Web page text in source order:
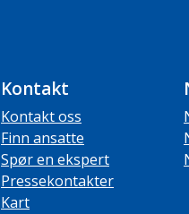
Kontakt
Kontakt oss
Finn ansatte
Spør en ekspert
Pressekontakter
Kart